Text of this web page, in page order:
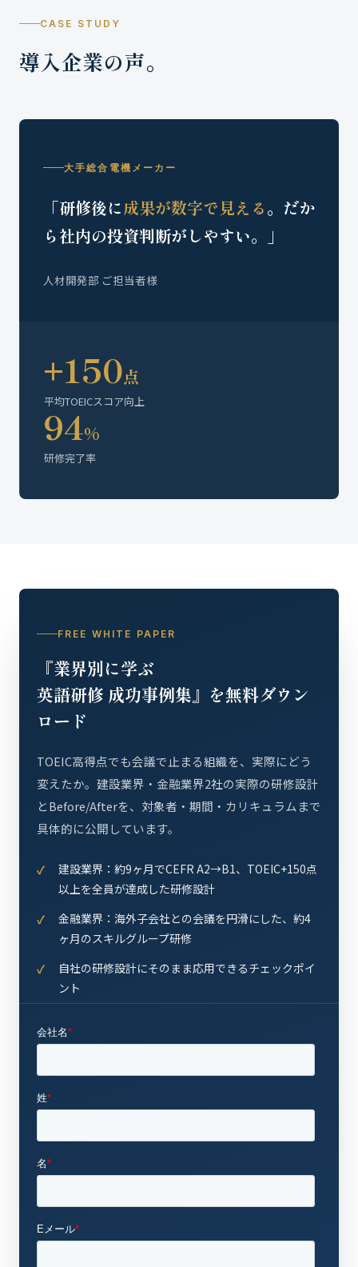
CASE STUDY
導入企業の声。
大手総合電機メーカー
「研修後に成果が数字で見える。だか
ら社内の投資判断がしやすい。」
人材開発部 ご担当者様
+150点
平均TOEICスコア向上
94%
研修完了率
FREE WHITE PAPER
『業界別に学ぶ
英語研修 成功事例集』を無料ダウン
ロード
TOEIC高得点でも会議で止まる組織を、実際にどう
変えたか。建設業界・金融業界2社の実際の研修設計
とBefore/Afterを、対象者・期間・カリキュラムまで
具体的に公開しています。
建設業界：約9ヶ月でCEFR A2→B1、TOEIC+150点
以上を全員が達成した研修設計
金融業界：海外子会社との会議を円滑にした、約4
ヶ月のスキルグループ研修
自社の研修設計にそのまま応用できるチェックポイ
ント